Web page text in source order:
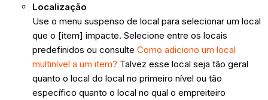
Localização
Use o menu suspenso de local para selecionar um local
que o [item] impacte. Selecione entre os locais
predefinidos ou consulte Como adiciono um local
multinível a um item? Talvez esse local seja tão geral
quanto o local do local no primeiro nível ou tão
específico quanto o local no qual o empreiteiro